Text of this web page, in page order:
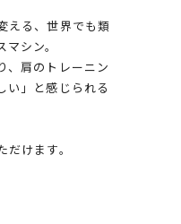
える、世界でも類
シン。
、肩のトレーニン
い」と感じられる
けます。